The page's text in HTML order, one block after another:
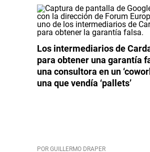
Los intermediarios de
para obtener una garantía
una consultora en un
una que vendía ‘pallets’
POR GUILLERMO DRAPER